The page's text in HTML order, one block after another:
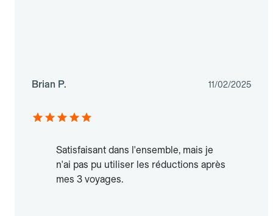
Brian P. 11/02/2025
Satisfaisant dans l'ensemble, mais je
n'ai pas pu utiliser les réductions après
mes 3 voyages.